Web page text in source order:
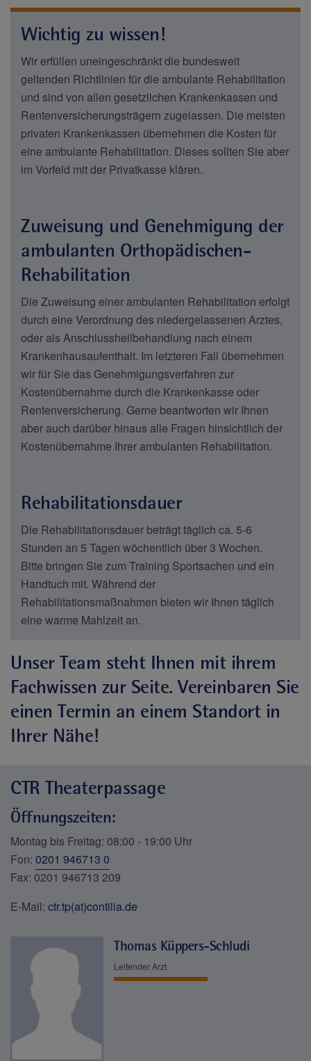
Wichtig zu wissen!
Wir erfüllen uneingeschränkt die bundesweit
geltenden Richtlinien für die ambulante Rehabilitation
und sind von allen gesetzlichen Krankenkassen und
Rentenversicherungsträgern zugelassen. Die meisten
privaten Krankenkassen übernehmen die Kosten für
eine ambulante Rehabilitation. Dieses sollten Sie aber
im Vorfeld mit der Privatkasse klären.
Zuweisung und Genehmigung der
ambulanten Orthopädischen-
Rehabilitation
Die Zuweisung einer ambulanten Rehabilitation erfolgt
durch eine Verordnung des niedergelassenen Arztes,
oder als Anschlussheilbehandlung nach einem
Krankenhausaufenthalt. Im letzteren Fall übernehmen
wir für Sie das Genehmigungsverfahren zur
Kostenübernahme durch die Krankenkasse oder
Rentenversicherung. Gerne beantworten wir Ihnen
aber auch darüber hinaus alle Fragen hinsichtlich der
Kostenübernahme Ihrer ambulanten Rehabilitation.
Rehabilitationsdauer
Die Rehabilitationsdauer beträgt täglich ca. 5-6
Stunden an 5 Tagen wöchentlich über 3 Wochen.
Bitte bringen Sie zum Training Sportsachen und ein
Handtuch mit. Während der
Rehabilitationsmaßnahmen bieten wir Ihnen täglich
eine warme Mahlzeit an.
Unser Team steht Ihnen mit ihrem
Fachwissen zur Seite. Vereinbaren Sie
einen Termin an einem Standort in
Ihrer Nähe!
CTR Theaterpassage
Öffnungszeiten:
Montag bis Freitag: 08:00 - 19:00 Uhr
Fon: 0201 946713 0
Fax: 0201 946713 209
E-Mail: ctr.tp(at)contilia.de
Thomas Küppers-Schludi
Leitender Arzt